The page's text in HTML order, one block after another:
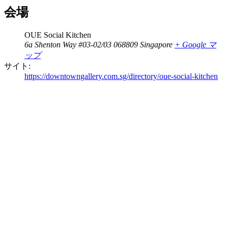
会場
OUE Social Kitchen
6a Shenton Way #03-02/03 068809 Singapore + Google マ
ップ
サイト:
https://downtowngallery.com.sg/directory/oue-social-kitchen